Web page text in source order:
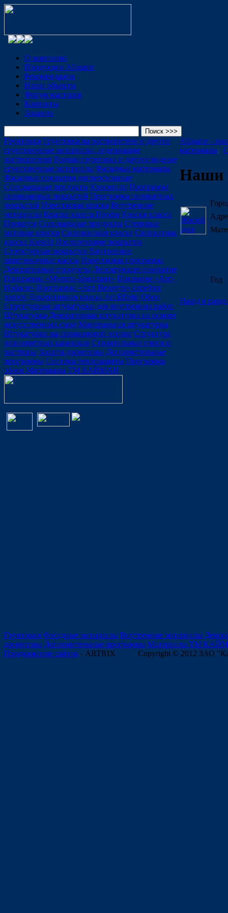
О компании
Продукция Alligator
Рекомендации
Наши объекты
Форум мастеров
Контакты
Заказать
Грунтовки Грунтовка на растворителе и другие
грунтовочные материалы, содержащие
растворители Водная грунтовка и другие водные
грунтовочные материалы Фасадные материалы
Фасадные покрытия дисперсионные
Специальные продукты Красители Программа
силиконовых покрытий Программа силикатных
покрытий Известковая краска Внутренние
материалы Краски класса Профи Краски класса
Премиум Специальные продукты Стеновые
матовые краски Силиконовая краска Силикатная
краска Kieselit Изолирующие покрытия
Структурные покрытия Внутренние
шпатлевочные массы Известковая программа
Декоративные продукты Лессирующее покрытие
Программа «Мульти-Бриллант» Покрытие «Арт-
Нобиле» Программа «Арт Веллуто» серебро/
золото Декоративная краска Art Effetto Обои
Структурные штукатурки для внутренних работ
Штукатурка Декоративная штукатурка на основе
искусственных смол Минеральная штукатурка
Штукатурки на силиконовой основе Структура
разноцветных камешков Строительные смеси и
растворы Защита древесины Дополнительные
программы Система теплозащиты Программа
обоев Материалы ТМ КАЙМАН
Alligator -
материалы:
Наши
Год
Назад в
Грунтовки Фасадные материалы Внутренние материалы
древесины Дополнительные программы Материалы ТМ
Продвижение сайтов - ARTRIX Copyright © 2012 ЗАО